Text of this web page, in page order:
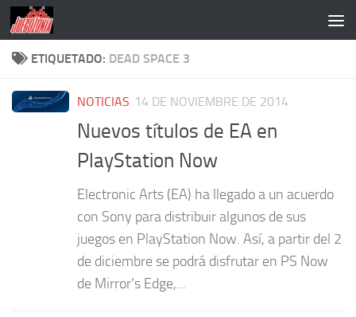
Saltar al contenido
ETIQUETADO: DEAD SPACE 3
NOTICIAS 14 DE NOVIEMBRE DE 2014
Nuevos títulos de EA en
PlayStation Now
Electronic Arts (EA) ha llegado a un acuerdo
con Sony para distribuir algunos de sus
juegos en PlayStation Now. Así, a partir del 2
de diciembre se podrá disfrutar en PS Now
de Mirror’s Edge,...